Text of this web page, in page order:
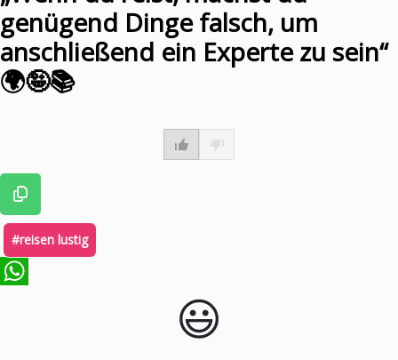
genügend Dinge falsch, um
anschließend ein Experte zu sein“
🌍🤪📚
#reisen lustig
😃️